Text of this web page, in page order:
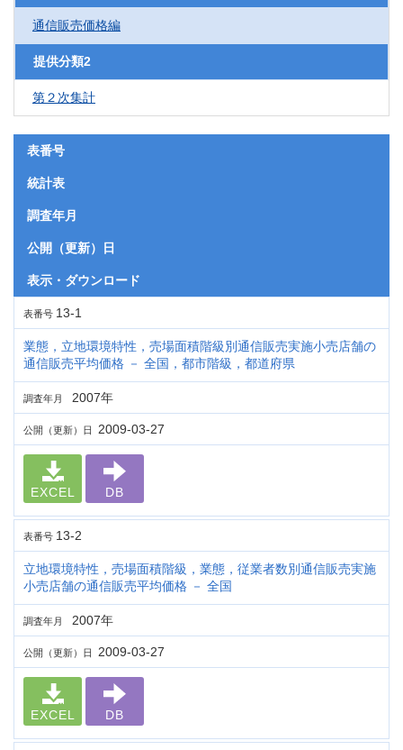
通信販売価格編
提供分類2
第２次集計
表番号
統計表
調査年月
公開（更新）日
表示・ダウンロード
表番号 13-1
業態，立地環境特性，売場面積階級別通信販売実施小売店舗の
通信販売平均価格 － 全国，都市階級，都道府県
調査年月 2007年
公開（更新）日 2009-03-27
EXCEL DB
表番号 13-2
立地環境特性，売場面積階級，業態，従業者数別通信販売実施
小売店舗の通信販売平均価格 － 全国
調査年月 2007年
公開（更新）日 2009-03-27
EXCEL DB